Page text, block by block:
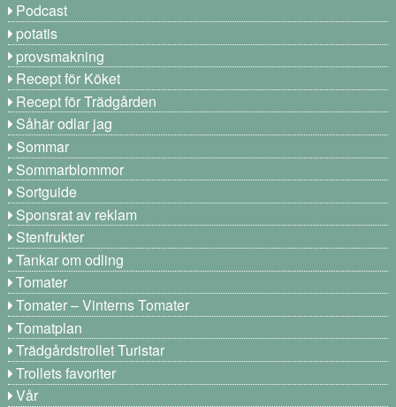
Podcast
potatis
provsmakning
Recept för Köket
Recept för Trädgården
Såhär odlar jag
Sommar
Sommarblommor
Sortguide
Sponsrat av reklam
Stenfrukter
Tankar om odling
Tomater
Tomater – Vinterns Tomater
Tomatplan
Trädgårdstrollet Turistar
Trollets favoriter
Vår